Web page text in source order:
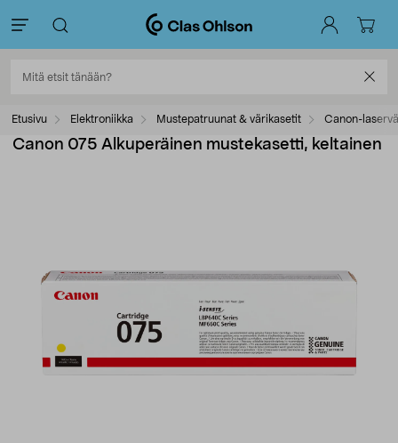
Etusivu Elektroniikka Mustepatruunat & värikasetit Canon-
Canon 075 Alkuperäinen mustekasetti, keltainen